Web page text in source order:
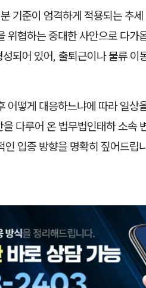
기준이 엄격하게 적용되는 추
위협하는 중대한 사안으로 다가
되어 있어, 출퇴근이나 물류 이
어떻게 대응하느냐에 따라 일상
을 다루어 온 법무법인태하 소속
입증 방향을 명확히 짚어드립